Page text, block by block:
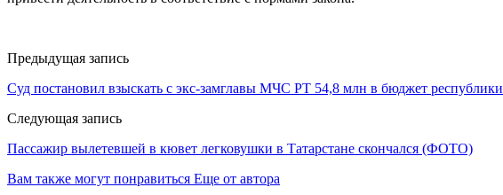
Предыдущая запись
Суд постановил взыскать с экс-замглавы МЧС РТ 54,8 млн в бюджет республики
Следующая запись
Пассажир вылетевшей в кювет легковушки в Татарстане скончался (ФОТО)
Вам также могут понравиться Еще от автора